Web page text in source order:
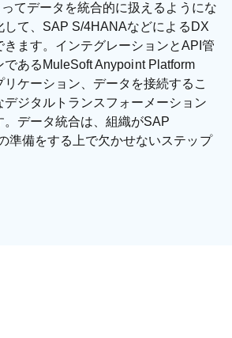
てデータを統合的に扱えるようにな
して、SAP S/4HANAなどによるDX
ます。インテグレーションとAPI管
あるMuleSoft Anypoint Platform
ケーション、データを接続するこ
デジタルトランスフォーメーション
データ統合は、組織がSAP
準備をする上で欠かせないステップ